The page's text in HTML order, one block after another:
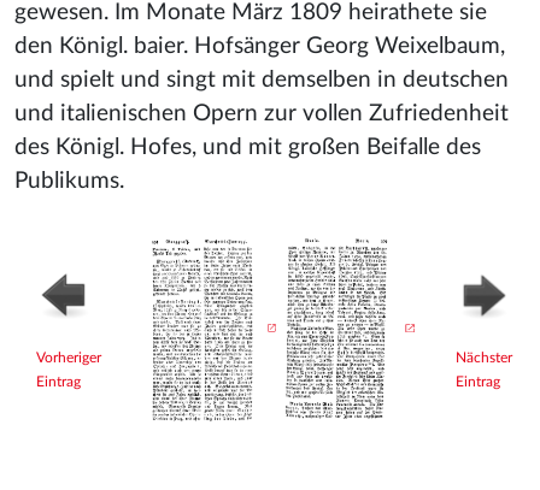
gewesen. Im Monate März 1809 heirathete sie
den Königl. baier. Hofsänger Georg Weixelbaum,
und spielt und singt mit demselben in deutschen
und italienischen Opern zur vollen Zufriedenheit
des Königl. Hofes, und mit großen Beifalle des
Publikums.
Vorheriger
Eintrag
Nächster
Eintrag